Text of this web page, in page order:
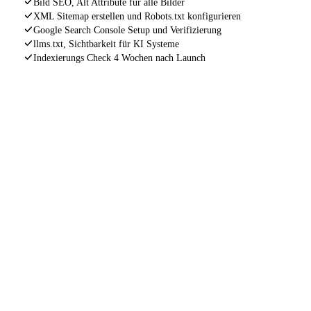
XML Sitemap erstellen und Robots.txt konfigurieren
Google Search Console Setup und Verifizierung
llms.txt, Sichtbarkeit für KI Systeme
Indexierungs Check 4 Wochen nach Launch